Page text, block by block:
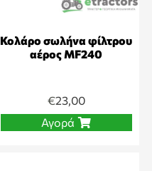
Κολάρο σωλήνα φίλτρου
αέρος MF240
€23,00
Αγορά